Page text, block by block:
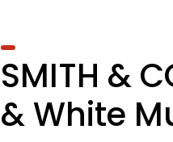
SMITH &
& White